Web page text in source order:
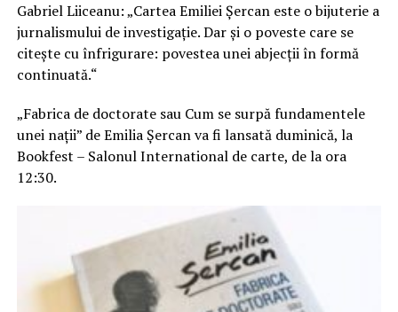
Gabriel Liiceanu: „Cartea Emiliei Șercan este o bijuterie a
jurnalismului de investigație. Dar și o poveste care se
citește cu înfrigurare: povestea unei abjecții în formă
continuată.“
„Fabrica de doctorate sau Cum se surpă fundamentele
unei nații” de Emilia Șercan va fi lansată duminică, la
Bookfest – Salonul International de carte, de la ora
12:30.